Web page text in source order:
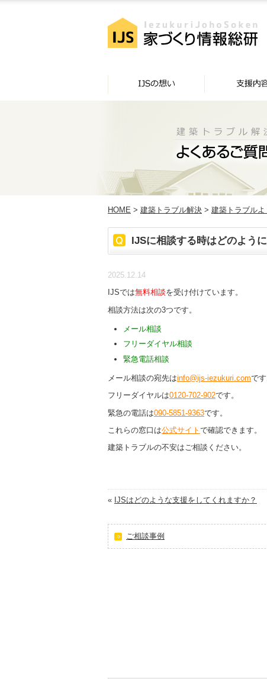
HOME > 建築トラブル解決 > 建築トラブル
IJSに相談する時はどのよう
2025.12.14
IJSでは無料相談を受け付けています。
相談方法は次の3つです。
メール相談
フリーダイヤル相談
緊急電話相談
メール相談の宛先はinfo@ijs-iezukuri.comです
フリーダイヤルは0120-702-902です。
緊急の電話は090-5851-9363です。
これらの窓口は公式サイト で確認できます。
建築トラブルの不安はご相談ください。
« IJSはどのような支援をしてくれますか？
ご相談事例